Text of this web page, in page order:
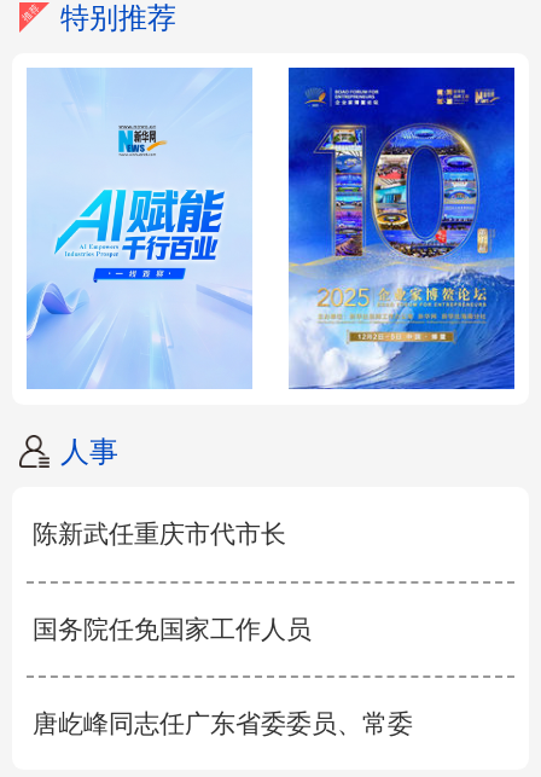
特别推荐
人事
陈新武任重庆市代市长
国务院任免国家工作人员
唐屹峰同志任广东省委委员、常委